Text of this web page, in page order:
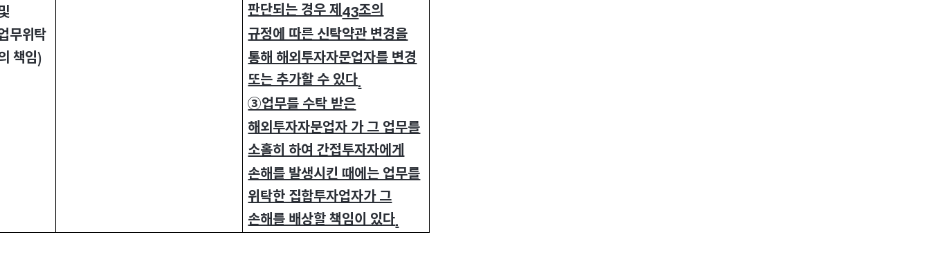
무위탁
책임)
판단되는 경우 제 43조의
규정에 따른 신탁약관 변경을
통해 해외투자자문업자를 변경
또는 추가할 수 있다.
③업무를 수탁 받은
해외투자자문업자 가 그 업무를
소홀히 하여 간접투자자에게
손해를 발생시킨 때에는 업무를
위탁한 집합투자업자가 그
손해를 배상할 책임이 있다.